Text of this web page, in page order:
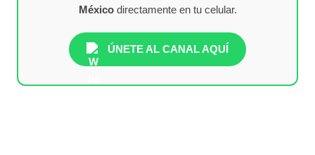
Méxicodirectamente en tu celular.
ÚNETE AL CANAL AQUÍ